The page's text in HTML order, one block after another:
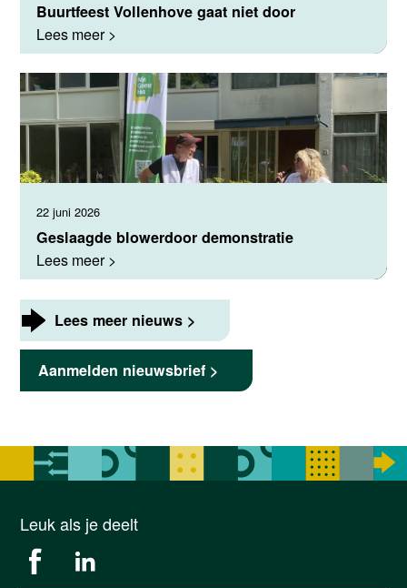
Buurtfeest Vollenhove gaat niet door
Lees meer >
Geslaagde blowerdoor demonstratie
22 juni 2026
Lees meer >
Lees meer nieuws >
Aanmelden nieuwsbrief >
Leuk als je deelt